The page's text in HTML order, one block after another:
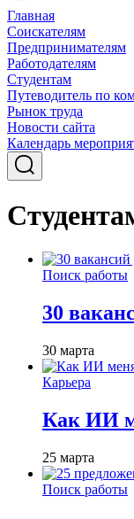
Главная
Соискателям
Предпринимателям
Работодателям
Студентам
Путеводитель по
Рынок труда
Новости сайта
Календарь
Поиск работы
30
30 марта
Карьера
Как ИИ
25 марта
Поиск работы